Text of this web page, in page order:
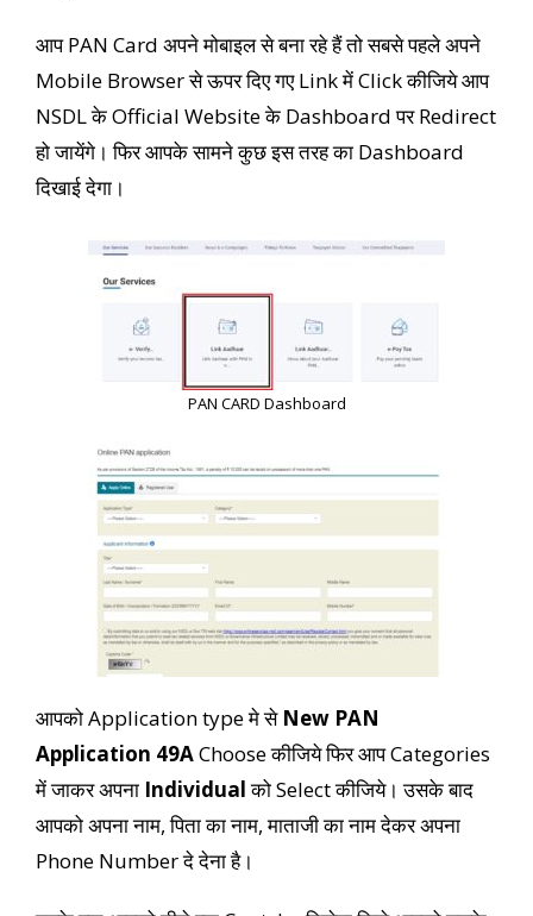
आप PAN Card अपने मोबाइल से बना रहे हैं तो सबसे पहले अपने
Mobile Browser से ऊपर दिए गए Link में Click कीजिये आप
NSDL के Official Website के Dashboard पर Redirect
हो जायेंगे। फिर आपके सामने कुछ इस तरह का Dashboard
दिखाई देगा।
PAN CARD Dashboard
आपको Application type मे से New PAN
Application 49AChoose कीजिये फिर आप Categories
में जाकर अपना Individualको Select कीजिये। उसके बाद
आपको अपना नाम, पिता का नाम, माताजी का नाम देकर अपना
Phone Number दे देना है।